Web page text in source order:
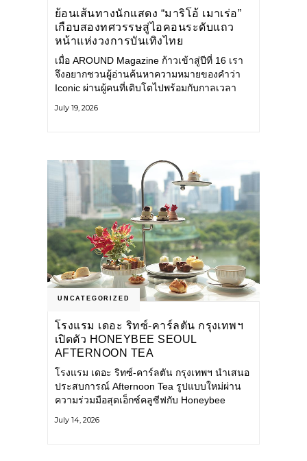
ย้อนเส้นทางนักแสดง “มาริโอ้ เมาเร่อ”
เกือบสองทศวรรษสู่ไอคอนระดับแถว
หน้าแห่งวงการบันเทิงไทย
เมื่อ AROUND Magazine ก้าวเข้าสู่ปีที่ 16 เรา
จึงอยากชวนผู้อ่านค้นหาความหมายของคำว่า
Iconic ผ่านผู้คนที่เติบโตไปพร้อมกับกาลเวลา
คือ มาริโอ้ เมาเร่อ
July 19, 2026
UNCATEGORIZED
โรงแรม เดอะ ริทซ์-คาร์ลตัน กรุงเทพฯ
เปิดตัว HONEYBEE SEOUL
AFTERNOON TEA
COLLABORATION ณ คาเลโอ
(CALEŌ) ชวนสัมผัสเสน่ห์ของขนม
หวานร่วมสมัยจากกรุงโซล
โรงแรม เดอะ ริทซ์-คาร์ลตัน กรุงเทพฯ นำเสนอ
ประสบการณ์ Afternoon Tea รูปแบบใหม่ผ่าน
ความร่วมมือสุดเอ็กซ์คลูซีฟกับ Honeybee
ดังจากกรุงโซล นำโดยเชฟอึนจอง
July 14, 2026